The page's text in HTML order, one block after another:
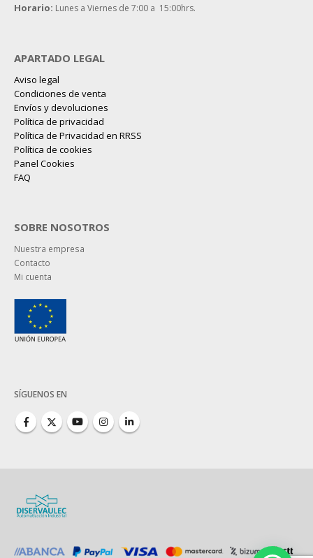
Horario: Lunes a Viernes de 7:00 a 15:00hrs.
APARTADO LEGAL
Aviso legal
Condiciones de venta
Envíos y devoluciones
Política de privacidad
Política de Privacidad en RRSS
Política de cookies
Panel Cookies
FAQ
SOBRE NOSOTROS
Nuestra empresa
Contacto
Mi cuenta
SÍGUENOS EN